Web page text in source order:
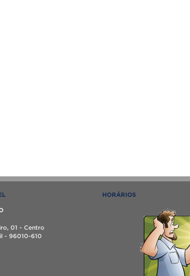
01 - Centro
- 96010-610
HORÁRIOS